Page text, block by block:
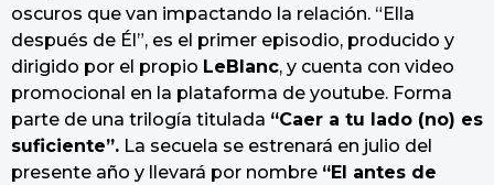
oscuros que van impactando la relación. “Ella
después de Él”, es el primer episodio, producido y
dirigido por el propio LeBlanc, y cuenta con video
promocional en la plataforma de youtube. Forma
parte de una trilogía titulada “Caer a tu lado (no) es
suficiente”. La secuela se estrenará en julio del
presente año y llevará por nombre “El antes de